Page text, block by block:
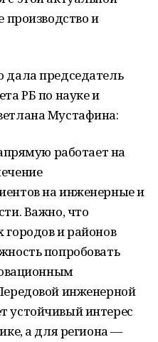
производство и
председатель
РБ по науке и
Мустафина:
работает на
на инженерные и
Важно, что
и районов
попробовать
инженерной
интерес
а для региона —